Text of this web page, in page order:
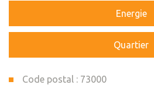
Energie
Quartier
Code postal : 73000